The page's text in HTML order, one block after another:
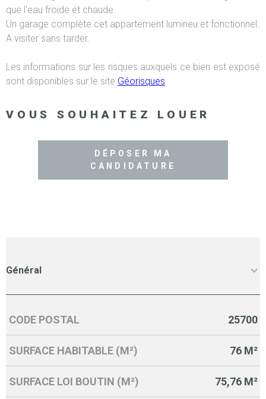
que l'eau froide et chaude.
Un garage complète cet appartement lumineu et fonctionnel.
A visiter sans tarder.
Les informations sur les risques auxquels ce bien est exposé
sont disponibles sur le site Géorisques
VOUS SOUHAITEZ LOUER
DÉPOSER MA
CANDIDATURE
Général
Caractérisque Valeurs
CODE POSTAL 25700
SURFACE HABITABLE (M²) 76 M²
SURFACE LOI BOUTIN (M²) 75,76 M²